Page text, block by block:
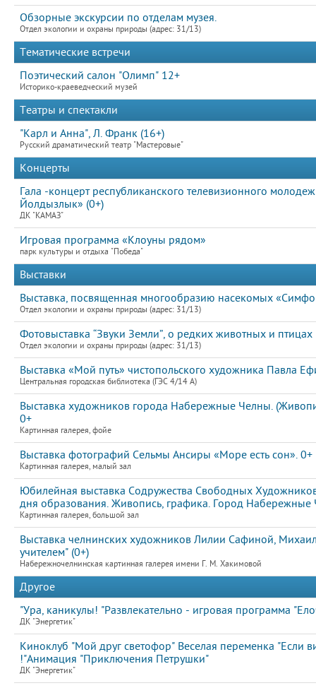
Обзорные экскурсии по отделам музея.
Отдел экологии и охраны природы (адрес: 31/13)
Тематические встречи
Поэтический салон "Олимп" 12+
Историко-краеведческий музей
Театры и спектакли
"Карл и Анна", Л. Франк (16+)
Русский драматический театр "Мастеровые"
Концерты
Гала -концерт республиканского телевизионного
Йолдызлык» (0+)
ДК "КАМАЗ"
Игровая программа «Клоуны рядом»
парк культуры и отдыха "Победа"
Выставки
Выставка, посвященная многообразию насекомых
Отдел экологии и охраны природы (адрес: 31/13)
Фотовыставка “Звуки Земли”, о редких животных и
Отдел экологии и охраны природы (адрес: 31/13)
Выставка «Мой путь» чистопольского художника Павла
Центральная городская библиотека (ГЭС 4/14 А)
Выставка художников города Набережные Челны.
0+
Картинная галерея, фойе
Выставка фотографий Сельмы Ансиры «Море есть сон». 0+
Картинная галерея, малый зал
Юбилейная выставка Содружества Свободных
дня образования. Живопись, графика. Город Набережные
Картинная галерея, большой зал
Выставка челнинских художников Лилии Сафиной,
учителем" (0+)
Набережночелнинская картинная галерея имени Г. М. Хакимовой
Другое
"Ура, каникулы! "Развлекательно - игровая программа
ДК "Энергетик"
Киноклуб "Мой друг светофор" Веселая переменка "Если
!"Анимация "Приключения Петрушки"
ДК "Энергетик"